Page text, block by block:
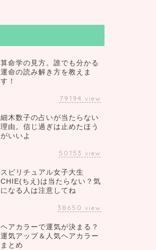
算命学の見方。誰でも分かる
運命の読み解き方を教えま
す！
79194 view
細木数子の占いが当たらない
理由。信じ過ぎは止めたほう
がいいよ
50153 view
スピリチュアル女子大生
CHIE(ちえ)は当たらない？気
になる人は注意してね
38650 view
ヘアカラーで運気が決まる？
運気アップ＆人気ヘアカラー
まとめ